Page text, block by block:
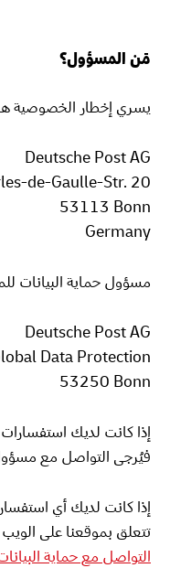
مَن المسؤول؟
يسري إخطار الخصوصية
Deutsche Post AG
de-Gaulle-Str.‎ 20
‎53113 Bonn
Germany
مسؤول حماية البيانات
Deutsche Post AG
Data Protection
‎53250 Bonn
إذا كانت لديك
فيُرجى التواصل مع
إذا كانت لديك أي
تتعلق بموقعنا على
التواصل مع حماية